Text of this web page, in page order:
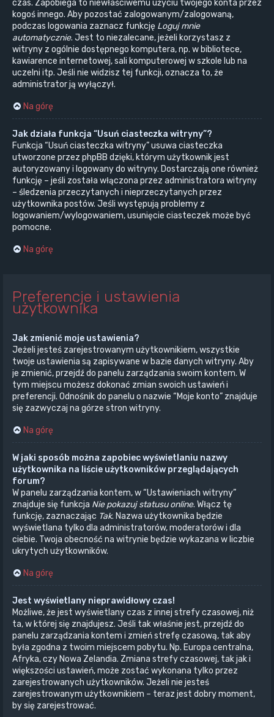
czas. Zapobiega to niewłaściwemu użyciu twojego konta przez
kogoś innego. Aby pozostać zalogowanym/zalogowaną,
podczas logowania zaznacz funkcję Loguj mnie
automatycznie. Jest to niezalecane, jeżeli korzystasz z
witryny z ogólnie dostępnego komputera, np. w bibliotece,
kawiarence internetowej, sali komputerowej w szkole lub na
uczelni itp. Jeśli nie widzisz tej funkcji, oznacza to, że
administrator ją wyłączył.
Na górę
Jak działa funkcja “Usuń ciasteczka witryny”?
Funkcja “Usuń ciasteczka witryny” usuwa ciasteczka
utworzone przez phpBB dzięki, którym użytkownik jest
autoryzowany i logowany do witryny. Dostarczają one również
funkcję – jeśli została włączona przez administratora witryny
– śledzenia przeczytanych i nieprzeczytanych przez
użytkownika postów. Jeśli występują problemy z
logowaniem/wylogowaniem, usunięcie ciasteczek może być
pomocne.
Na górę
Preferencje i ustawienia
użytkownika
Jak zmienić moje ustawienia?
Jeżeli jesteś zarejestrowanym użytkownikiem, wszystkie
twoje ustawienia są zapisywane w bazie danych witryny. Aby
je zmienić, przejdź do panelu zarządzania swoim kontem. W
tym miejscu możesz dokonać zmian swoich ustawień i
preferencji. Odnośnik do panelu o nazwie “Moje konto” znajduje
się zazwyczaj na górze stron witryny.
Na górę
W jaki sposób można zapobiec wyświetlaniu nazwy
użytkownika na liście użytkowników przeglądających
forum?
W panelu zarządzania kontem, w “Ustawieniach witryny”
znajduje się funkcja Nie pokazuj statusu online. Włącz tę
funkcję, zaznaczając Tak. Nazwa użytkownika będzie
wyświetlana tylko dla administratorów, moderatorów i dla
ciebie. Twoja obecność na witrynie będzie wykazana w liczbie
ukrytych użytkowników.
Na górę
Jest wyświetlany nieprawidłowy czas!
Możliwe, że jest wyświetlany czas z innej strefy czasowej, niż
ta, w której się znajdujesz. Jeśli tak właśnie jest, przejdź do
panelu zarządzania kontem i zmień strefę czasową, tak aby
była zgodna z twoim miejscem pobytu. Np. Europa centralna,
Afryka, czy Nowa Zelandia. Zmiana strefy czasowej, tak jak i
większości ustawień, może zostać wykonana tylko przez
zarejestrowanych użytkowników. Jeżeli nie jesteś
zarejestrowanym użytkownikiem – teraz jest dobry moment,
by się zarejestrować.